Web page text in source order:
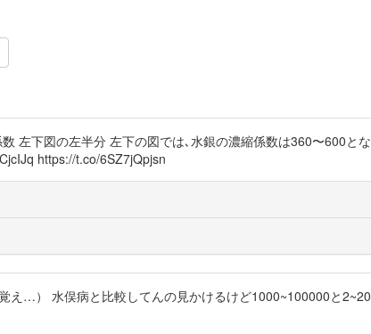
左下図の左半分 左下の図では､水銀の濃縮係数は360〜600と
https://t.co/6SZ7jQpjsn
え…） 水俣病と比較してんの見かけるけど1000~100000と